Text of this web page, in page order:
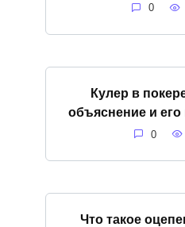
0
Кулер в
объяснение и его
0
Что такое